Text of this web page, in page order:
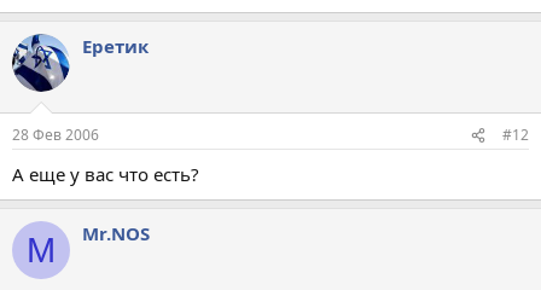
Еретик
28 Фев 2006 #12
А еще у вас что есть?
M Mr.NOS